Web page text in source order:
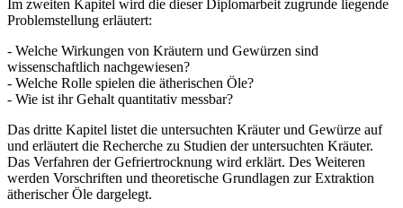
Im zweiten Kapitel wird die dieser Diplomarbeit zugrunde liegende
Problemstellung erläutert:
- Welche Wirkungen von Kräutern und Gewürzen sind
wissenschaftlich nachgewiesen?
- Welche Rolle spielen die ätherischen Öle?
- Wie ist ihr Gehalt quantitativ messbar?
Das dritte Kapitel listet die untersuchten Kräuter und Gewürze auf
und erläutert die Recherche zu Studien der untersuchten Kräuter.
Das Verfahren der Gefriertrocknung wird erklärt. Des Weiteren
werden Vorschriften und theoretische Grundlagen zur Extraktion
ätherischer Öle dargelegt.